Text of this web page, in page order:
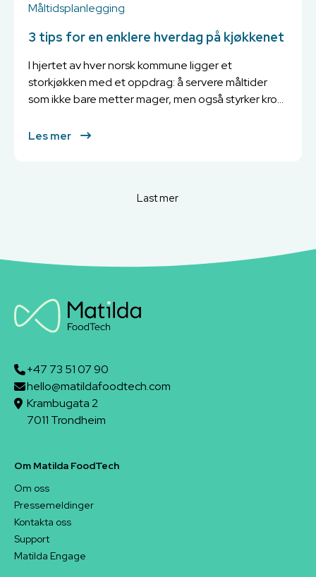
Måltidsplanlegging
3 tips for en enklere hverdag på kjøkkenet
I hjertet av hver norsk kommune ligger et
storkjøkken med et oppdrag: å servere måltider
som ikke bare metter mager, men også styrker kro...
Les mer
Last mer
+47 73 51 07 90
hello@matildafoodtech.com
Krambugata 2
7011 Trondheim
Om Matilda FoodTech
Om oss
Pressemeldinger
Kontakta oss
Support
Matilda Engage